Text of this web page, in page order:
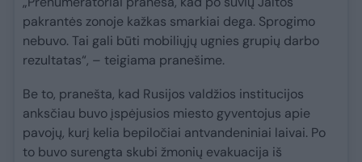
pakrantės zonoje kažkas smarkiai dega. Sprogimo
nebuvo. Tai gali būti mobiliųjų ugnies grupių darbo
rezultatas“, – teigiama pranešime.
Be to, pranešta, kad Rusijos valdžios institucijos
anksčiau buvo įspėjusios miesto gyventojus apie
pavojų, kurį kelia bepiločiai antvandeniniai laivai. Po
to buvo surengta skubi žmonių evakuacija iš